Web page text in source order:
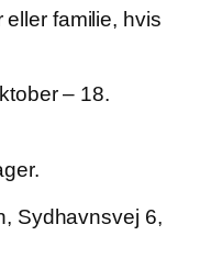
familie, hvis
– 18.
Sydhavnsvej 6,